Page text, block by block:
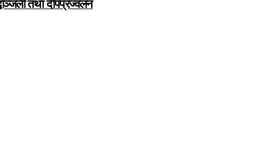
तथा दीपप्रज्वलन